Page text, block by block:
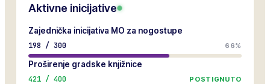
Aktivne inicijative
Zajednička inicijativa MO za nogostupe
198 / 300 66%
Proširenje gradske knjižnice
421 / 400 POSTIGNUTO